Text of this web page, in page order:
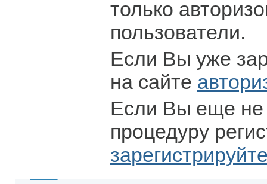
только
пользователи.
Если Вы уже
на сайте
Если Вы еще не
процедуру